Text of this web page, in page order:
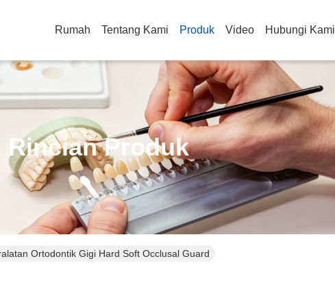
Rumah Tentang Kami Produk Video Hubungi Kami
Rincian Produk
Ortodontik Gigi Hard Soft Occlusal Guard